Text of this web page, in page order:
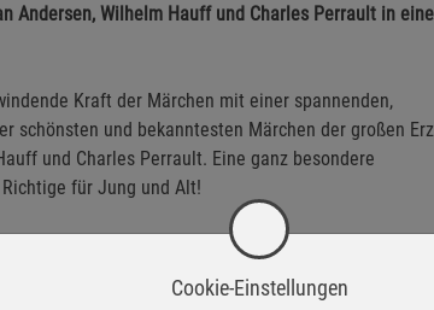
Andersen, Wilhelm Hauff und Charles Perrault in
Kraft der Märchen mit einer spannenden,
schönsten und bekanntesten Märchen der großen
und Charles Perrault. Eine ganz besondere
für Jung und Alt!
gesetzt
vom vielfach ausgezeichneten Illustrator
Cookie-Einstellungen